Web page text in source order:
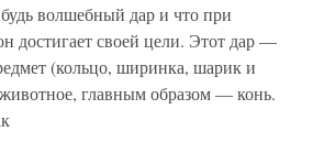
волшебный дар и что при
достигает своей цели. Этот дар —
(кольцо, ширинка, шарик и
главным образом — конь.